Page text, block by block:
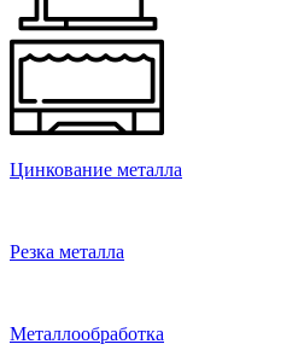
Цинкование металла
Резка металла
Металлообработка